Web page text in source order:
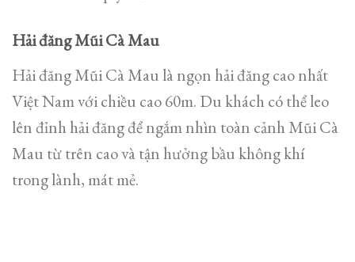
Hải đăng Mũi Cà Mau
Hải đăng Mũi Cà Mau là ngọn hải đăng cao nhất
Việt Nam với chiều cao 60m. Du khách có thể leo
lên đỉnh hải đăng để ngắm nhìn toàn cảnh Mũi Cà
Mau từ trên cao và tận hưởng bầu không khí
trong lành, mát mẻ.